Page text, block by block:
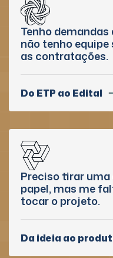
Tenho
não tenho
as contratações.
Do ETP ao Edital
Preciso tirar uma
papel, mas me
tocar o projeto.
Da ideia ao